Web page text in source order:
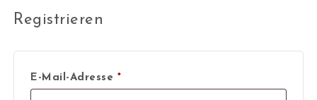
Registrieren
E-Mail-Adresse *Erforderlich